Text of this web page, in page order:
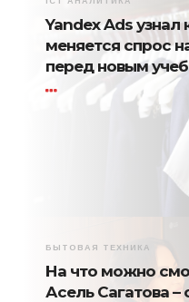
Yandex Ads узнал
меняется спрос
перед новым
БЫТОВАЯ ТЕХНИКА
На что можно
Асель Сагатова –